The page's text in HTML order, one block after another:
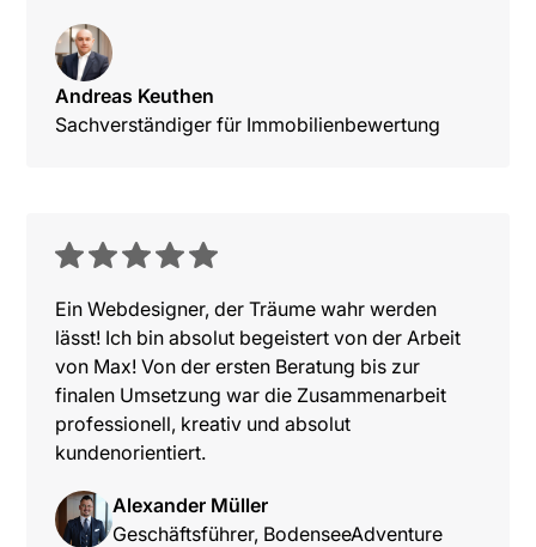
im Nachgang wurden schnell und unkompliziert
eingearbeitet. Der gesamt Ablauf war sehr
transparent und angenehm. Nochmals vielen
lieben Dank für die Umsetzung. Ich bin sehr
Andreas Keuthen
Sachverständiger für Immobilienbewertung
Ein Webdesigner, der Träume wahr werden
lässt! Ich bin absolut begeistert von der Arbeit
von Max! Von der ersten Beratung bis zur
finalen Umsetzung war die Zusammenarbeit
professionell, kreativ und absolut
kundenorientiert.
Alexander Müller
Geschäftsführer, BodenseeAdventure